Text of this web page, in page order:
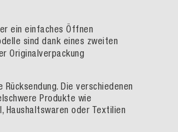
ein einfaches Öffnen
sind dank eines zweiten
Originalverpackung
Die verschiedenen
Produkte wie
Haushaltswaren oder Textilien